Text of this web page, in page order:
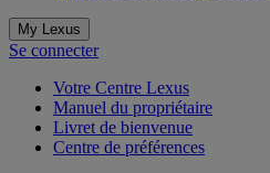
My Lexus
Se connecter
Votre Centre Lexus
Manuel du propriétaire
Livret de bienvenue
Centre de préférences